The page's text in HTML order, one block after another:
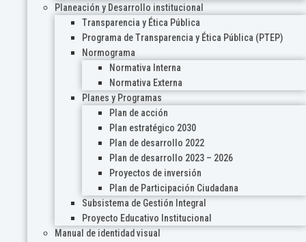
Planeación y Desarrollo institucional
Transparencia y Ética Pública
Programa de Transparencia y Ética Pública (PTEP)
Normograma
Normativa Interna
Normativa Externa
Planes y Programas
Plan de acción
Plan estratégico 2030
Plan de desarrollo 2022
Plan de desarrollo 2023 – 2026
Proyectos de inversión
Plan de Participación Ciudadana
Subsistema de Gestión Integral
Proyecto Educativo Institucional
Manual de identidad visual